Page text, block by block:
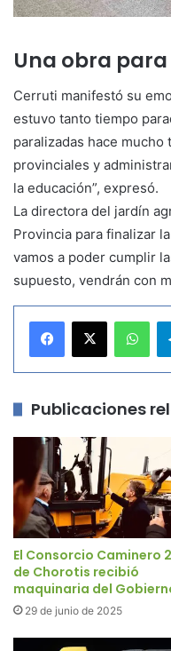
Una obra
Cerruti manifestó su
estuvo tanto tiempo
paralizadas hace
provinciales y
la educación”, expresó.
La directora del jardín
Provincia para finalizar
vamos a poder cumplir
supuesto, vendrán con
Publicaciones
El Consorcio Caminero
de Chorotis recibió
maquinaria del
29 de junio de 2025